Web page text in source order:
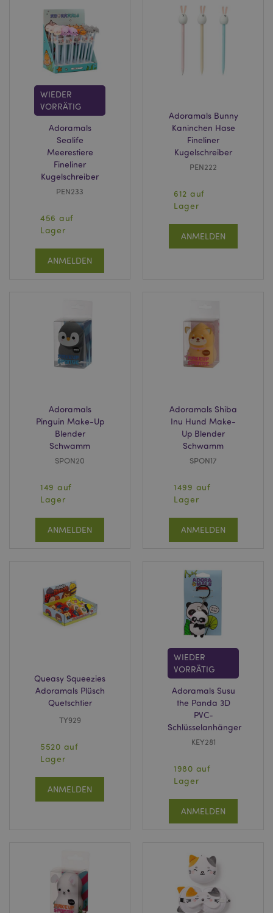
WIEDER
VORRÄTIG
Adoramals
Sealife
Meerestiere
Fineliner
Kugelschreiber
PEN233
456 auf
Lager
ANMELDEN
Adoramals Bunny
Kaninchen Hase
Fineliner
Kugelschreiber
PEN222
612 auf
Lager
ANMELDEN
Adoramals
Pinguin Make-Up
Blender
Schwamm
SPON20
149 auf
Lager
ANMELDEN
Adoramals Shiba
Inu Hund Make-
Up Blender
Schwamm
SPON17
1499 auf
Lager
ANMELDEN
Queasy Squeezies
Adoramals Plüsch
Quetschtier
TY929
5520 auf
Lager
ANMELDEN
WIEDER
VORRÄTIG
Adoramals Susu
the Panda 3D
PVC-
Schlüsselanhänger
KEY281
1980 auf
Lager
ANMELDEN